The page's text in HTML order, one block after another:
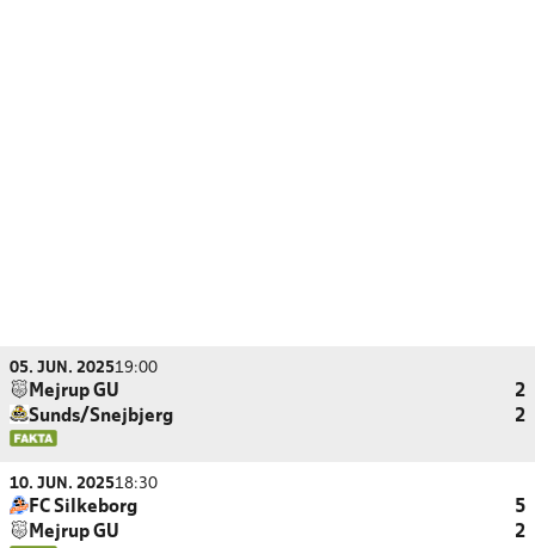
05. JUN. 202519:00
Mejrup GU
2
Sunds/Snejbjerg
2
10. JUN. 202518:30
FC Silkeborg
5
Mejrup GU
2